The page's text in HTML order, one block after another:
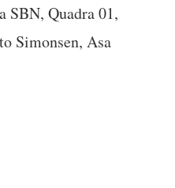
SBN, Quadra 01,
Simonsen, Asa